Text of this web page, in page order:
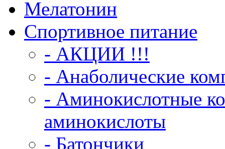
Мелатонин
Спортивное питание
- АКЦИИ !!!
- Анаболические
- Аминокислотные
аминокислоты
- Батончики